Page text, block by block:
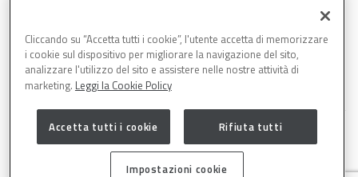
Cookies
Cliccando su “Accetta tutti i cookie”, l'utente accetta di memorizzare
i cookie sul dispositivo per migliorare la navigazione del sito,
analizzare l'utilizzo del sito e assistere nelle nostre attività di
marketing. Leggi la Cookie Policy
Accetta tutti i cookie Rifiuta tutti
Impostazioni cookie